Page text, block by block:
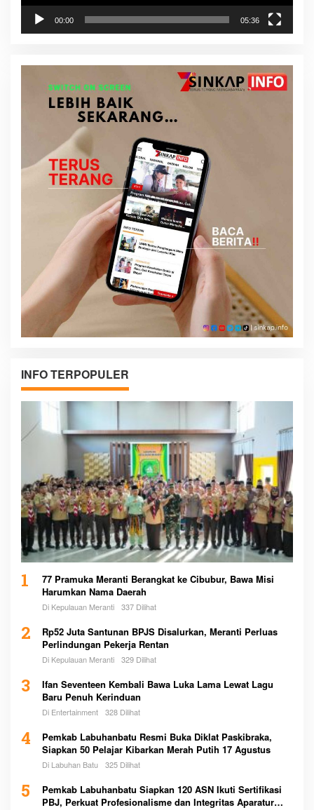
00:00 05:36
INFO TERPOPULER
1
77 Pramuka Meranti Berangkat ke Cibubur, Bawa Misi
Harumkan Nama Daerah
Di Kepulauan Meranti 337 Dilihat
2
Rp52 Juta Santunan BPJS Disalurkan, Meranti Perluas
Perlindungan Pekerja Rentan
Di Kepulauan Meranti 329 Dilihat
3
Ifan Seventeen Kembali Bawa Luka Lama Lewat Lagu
Baru Penuh Kerinduan
Di Entertainment 328 Dilihat
4
Pemkab Labuhanbatu Resmi Buka Diklat Paskibraka,
Siapkan 50 Pelajar Kibarkan Merah Putih 17 Agustus
Di Labuhan Batu 325 Dilihat
5
Pemkab Labuhanbatu Siapkan 120 ASN Ikuti Sertifikasi
PBJ, Perkuat Profesionalisme dan Integritas Aparatur